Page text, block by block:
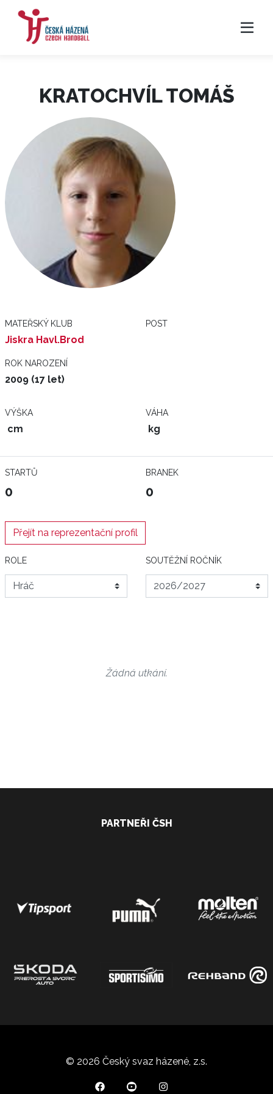
KRATOCHVÍL TOMÁŠ
MATEŘSKÝ KLUB
Jiskra Havl.Brod
POST
ROK NAROZENÍ
2009 (17 let)
VÝŠKA
cm
VÁHA
kg
STARTŮ
0
BRANEK
0
Přejít na reprezentační profil
ROLE SOUTĚŽNÍ ROČNÍK
Žádná utkání.
PARTNEŘI ČSH
© 2026 Český svaz házené, z.s.